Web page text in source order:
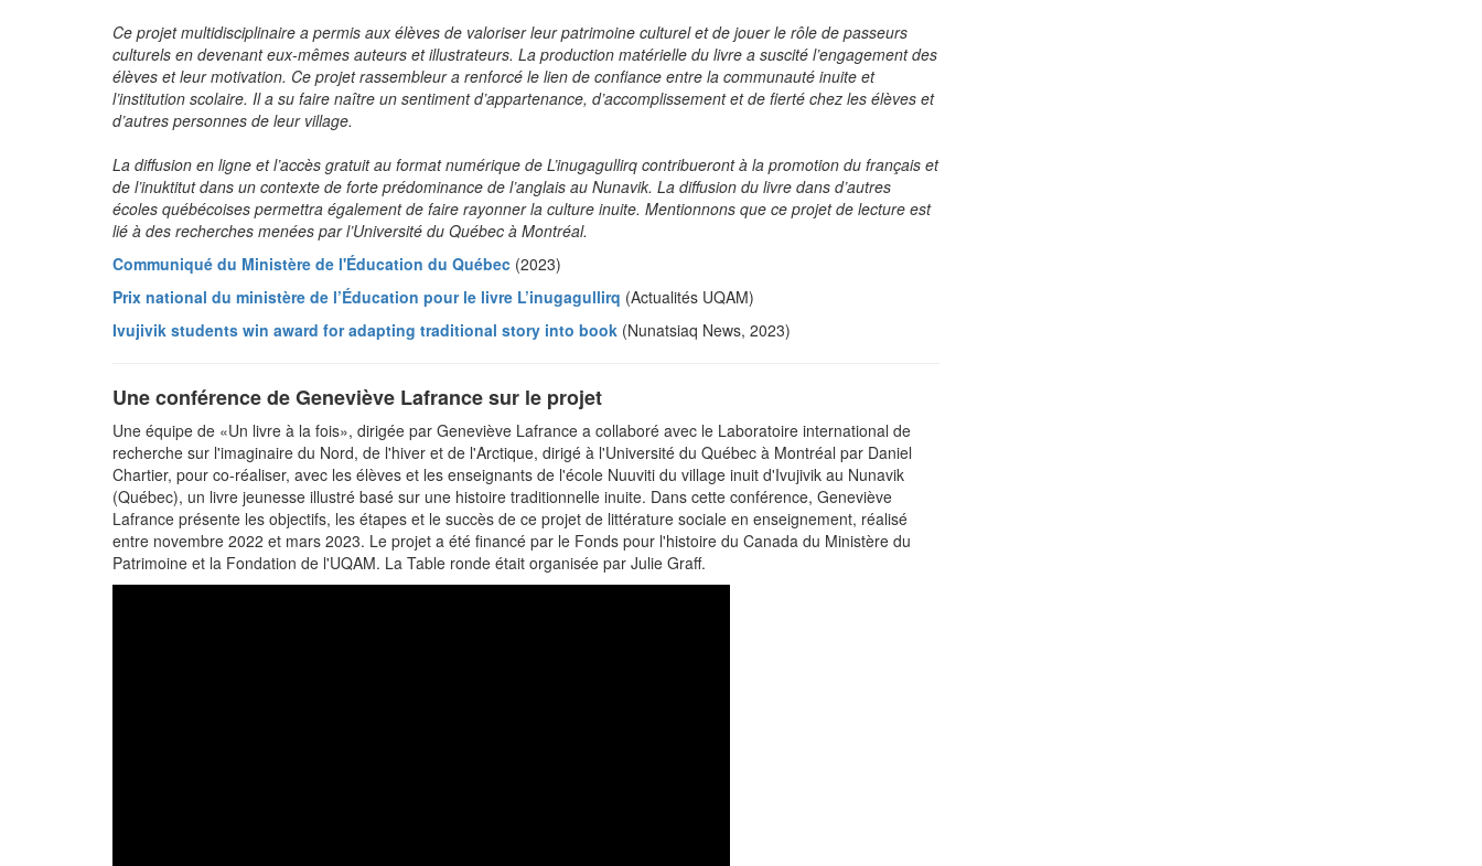
Ce projet multidisciplinaire a permis aux élèves de valoriser leur patrimoine culturel et de jouer le rôle de passeurs
culturels en devenant eux-mêmes auteurs et illustrateurs. La production matérielle du livre a suscité l’engagement des
élèves et leur motivation. Ce projet rassembleur a renforcé le lien de confiance entre la communauté inuite et
l’institution scolaire. Il a su faire naître un sentiment d’appartenance, d’accomplissement et de fierté chez les élèves et
d’autres personnes de leur village.
La diffusion en ligne et l’accès gratuit au format numérique de L’inugagullirq contribueront à la promotion du français et
de l’inuktitut dans un contexte de forte prédominance de l’anglais au Nunavik. La diffusion du livre dans d’autres
écoles québécoises permettra également de faire rayonner la culture inuite. Mentionnons que ce projet de lecture est
lié à des recherches menées par l’Université du Québec à Montréal.
Communiqué du Ministère de l'Éducation du Québec (2023)
Prix national du ministère de l’Éducation pour le livre L’inugagullirq (Actualités UQAM)
Ivujivik students win award for adapting traditional story into book (Nunatsiaq News, 2023)
Une conférence de Geneviève Lafrance sur le projet
Une équipe de «Un livre à la fois», dirigée par Geneviève Lafrance a collaboré avec le Laboratoire international de
recherche sur l'imaginaire du Nord, de l'hiver et de l'Arctique, dirigé à l'Université du Québec à Montréal par Daniel
Chartier, pour co-réaliser, avec les élèves et les enseignants de l'école Nuuviti du village inuit d'Ivujivik au Nunavik
(Québec), un livre jeunesse illustré basé sur une histoire traditionnelle inuite. Dans cette conférence, Geneviève
Lafrance présente les objectifs, les étapes et le succès de ce projet de littérature sociale en enseignement, réalisé
entre novembre 2022 et mars 2023. Le projet a été financé par le Fonds pour l'histoire du Canada du Ministère du
Patrimoine et la Fondation de l'UQAM. La Table ronde était organisée par Julie Graff.